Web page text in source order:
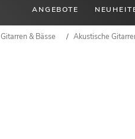
ANGEBOTE
Gitarren & Bässe / Akustische